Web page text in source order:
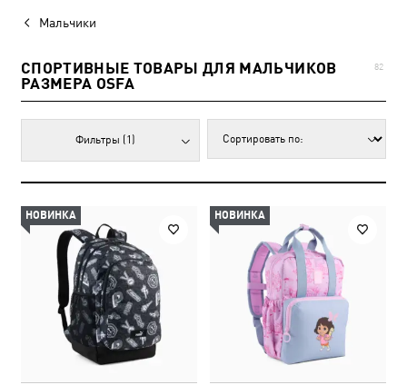
Мальчики
СПОРТИВНЫЕ ТОВАРЫ ДЛЯ МАЛЬЧИКОВ
РАЗМЕРА OSFA
82
Фильтры (1)
НОВИНКА НОВИНКА